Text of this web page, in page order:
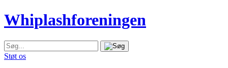
Whiplashforeningen
Støt os